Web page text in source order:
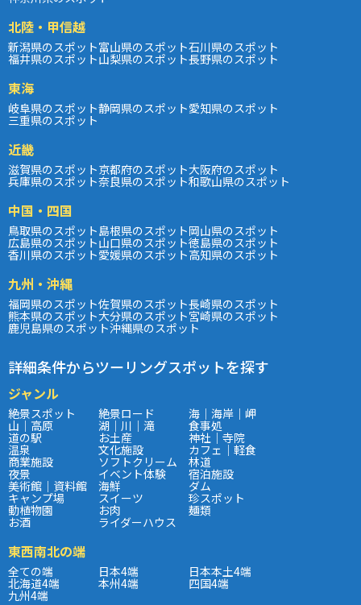
北陸・甲信越
新潟県のスポット富山県のスポット石川県のスポット
福井県のスポット山梨県のスポット長野県のスポット
東海
岐阜県のスポット静岡県のスポット愛知県のスポット
三重県のスポット
近畿
滋賀県のスポット京都府のスポット大阪府のスポット
兵庫県のスポット奈良県のスポット和歌山県のスポット
中国・四国
鳥取県のスポット島根県のスポット岡山県のスポット
広島県のスポット山口県のスポット徳島県のスポット
香川県のスポット愛媛県のスポット高知県のスポット
九州・沖縄
福岡県のスポット佐賀県のスポット長崎県のスポット
熊本県のスポット大分県のスポット宮崎県のスポット
鹿児島県のスポット沖縄県のスポット
詳細条件からツーリングスポットを探す
ジャンル
絶景スポット 絶景ロード 海｜海岸｜岬
山｜高原 湖｜川｜滝 食事処
道の駅 お土産 神社｜寺院
温泉 文化施設 カフェ｜軽食
商業施設 ソフトクリーム 林道
夜景 イベント体験 宿泊施設
美術館｜資料館 海鮮 ダム
キャンプ場 スイーツ 珍スポット
動植物園 お肉 麺類
お酒 ライダーハウス
東西南北の端
全ての端 日本4端 日本本土4端
北海道4端 本州4端 四国4端
九州4端